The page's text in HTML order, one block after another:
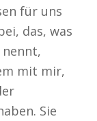
für uns
das, was
nennt,
mit mir,
Sie